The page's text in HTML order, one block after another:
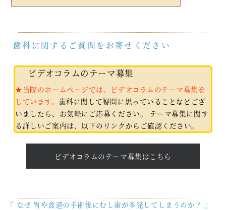
歯科に関するご質問をお寄せください
ビデオコラムのテーマ募集
★当院のホームページでは、ビデオコラムのテーマ募集を
しています。 歯科に関して疑問に思っていることなどござ
いましたら、お気軽にご応募ください。 テーマ募集に関す
る詳しいご案内は、以下のリンクからご確認ください。
ビデオコラムのテーマ募集はこちら
『 なぜ 胃や食道の手術後にむし歯が多発してしまうのか？ 』